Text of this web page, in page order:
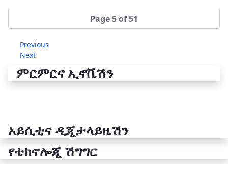
Page 5 of 51
Previous
Next
ምርምርና ኢኖቬሽን
አይሲቲና ዲጂታላይዜሽን
የቴክኖሎጂ ሽግግር